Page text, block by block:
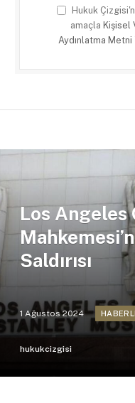
Hukuk
amaçla Kişisel
Aydınlatma Metni
Los Angeles
Saldırısı
1 Ağustos 2024
hukukcizgisi